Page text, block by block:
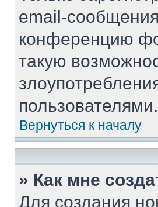
email-
конференцию
такую
пользователями.
Вернуться к началу
» Как мне
Для создания